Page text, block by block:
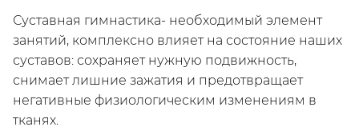
Суставная гимнастика- необходимый элемент
занятий, комплексно влияет на состояние наших
суставов: сохраняет нужную подвижность,
снимает лишние зажатия и предотвращает
негативные физиологическим изменениям в
тканях.